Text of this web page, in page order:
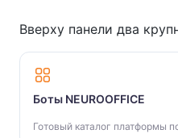
Вверху панели два
Боты NEUROOFFICE
Готовый каталог платформы